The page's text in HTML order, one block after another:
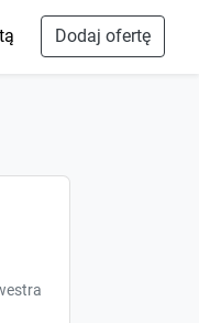
Dodaj ofertę